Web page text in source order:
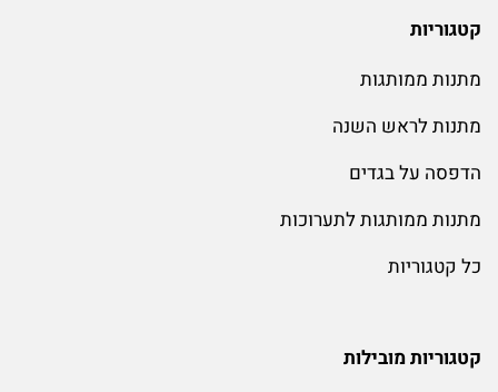
קטגוריות
מתנות ממותגות
מתנות לראש השנה
הדפסה על בגדים
מתנות ממותגות לתערוכות
כל קטגוריות
קטגוריות מובילות